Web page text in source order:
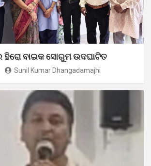
ହିରୋ ବାଇକ ସୋରୁମ ଉଦଘାଟିତ
Sunil Kumar Dhangadamajhi